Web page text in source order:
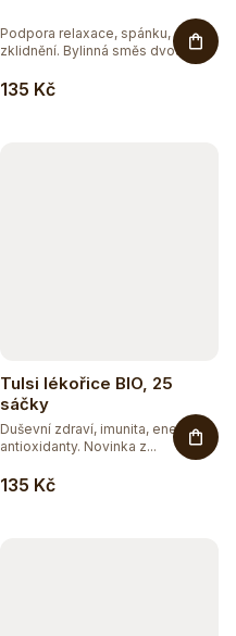
135 Kč
Podpora relaxace, spánku,
zklidnění. Bylinná směs dvou
Tulsi lékořice BIO, 25
sáčky
135 Kč
Duševní zdraví, imunita, energie,
antioxidanty. Novinka z...